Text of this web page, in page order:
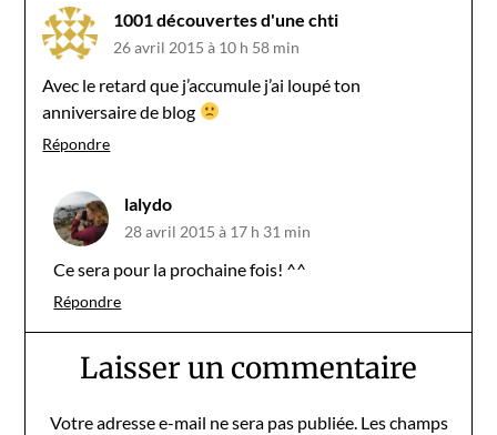
1001 découvertes d'une chti
26 avril 2015 à 10 h 58 min
Avec le retard que j’accumule j’ai loupé ton
anniversaire de blog
Répondre
lalydo
28 avril 2015 à 17 h 31 min
Ce sera pour la prochaine fois! ^^
Répondre
Laisser un commentaire
Votre adresse e-mail ne sera pas publiée. Les champs